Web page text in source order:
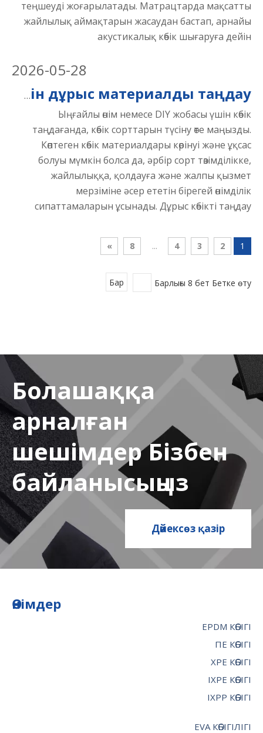
теңшеуді жоғарылатады. Матрацтарда мақсатты
жайлылық аймақтарын жасаудан бастап, арнайы
акустикалық көбік шығаруға дейін
2026-05-28
Көбік бағаларын түсіну: қолданбаңыз үшін дұрыс материалды таңдау
Ыңғайлы өнім немесе DIY жобасы үшін көбік
таңдағанда, көбік сорттарын түсіну өте маңызды.
Көптеген көбік материалдары көрінуі және ұқсас
болуы мүмкін болса да, әрбір сорт төзімділікке,
жайлылыққа, қолдауға және жалпы қызмет
мерзіміне әсер ететін бірегей өнімділік
сипаттамаларын ұсынады. Дұрыс көбікті таңдау
1
2
3
4
...
8
»
Барлығы 8 бет Бетке өту
Бар
Болашаққа
арналған
шешімдер Бізбен
байланысыңыз
Дәйексөз қазір
Өнімдер
EPDM КӨБІГІ
ПЕ КӨБІГІ
XPE КӨБІГІ
IXPE КӨБІГІ
IXPP КӨБІГІ
EVA КӨБІГІЛІГІ